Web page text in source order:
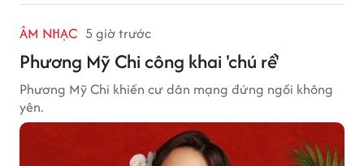
ÂM NHẠC 5 giờ trước
Phương Mỹ Chi công khai 'chú rể'
Phương Mỹ Chi khiến cư dân mạng đứng ngồi không
yên.